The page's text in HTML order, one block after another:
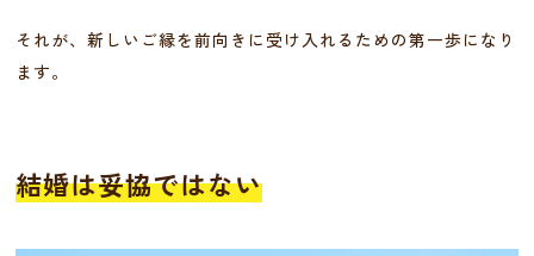
それが、新しいご縁を前向きに受け入れるための第一歩になり
ます。
結婚は妥協ではない